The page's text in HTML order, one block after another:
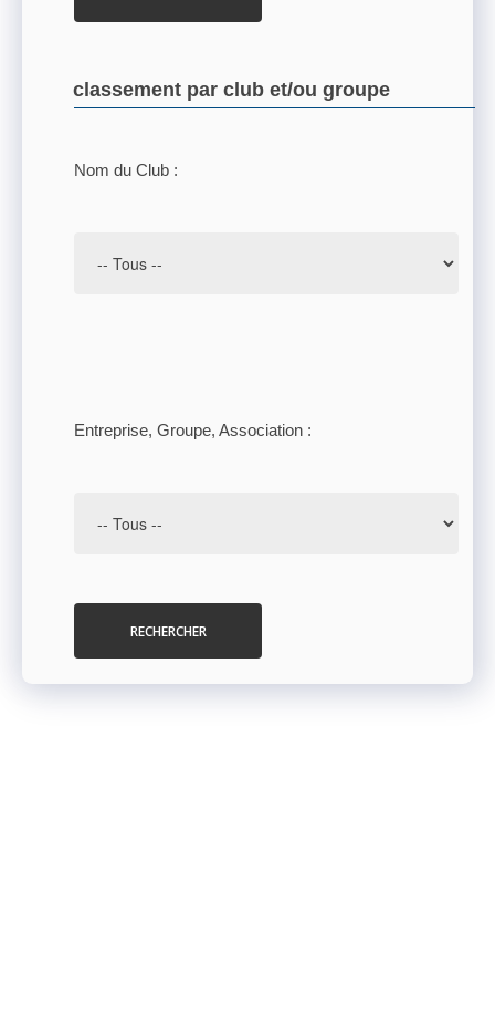
classement par club et/ou groupe
Nom du Club :
Entreprise, Groupe, Association :
RECHERCHER